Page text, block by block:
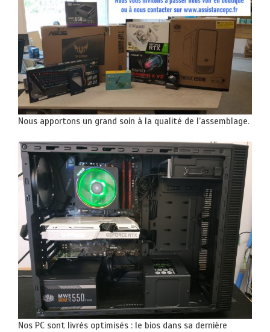
Nous apportons un grand soin à la qualité de l’assemblage.
Nos PC sont livrés optimisés : le bios dans sa dernière